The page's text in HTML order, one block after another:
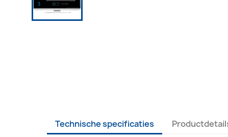
Technische specificaties